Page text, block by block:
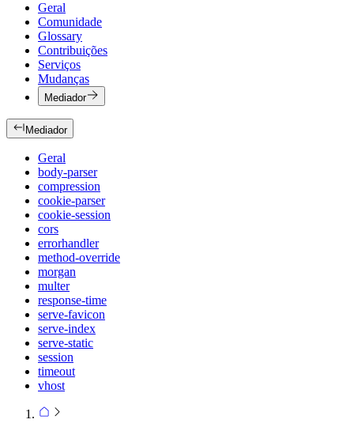
Geral
Comunidade
Glossary
Contribuições
Serviços
Mudanças
Mediador
Mediador
Geral
body-parser
compression
cookie-parser
cookie-session
cors
errorhandler
method-override
morgan
multer
response-time
serve-favicon
serve-index
serve-static
session
timeout
vhost